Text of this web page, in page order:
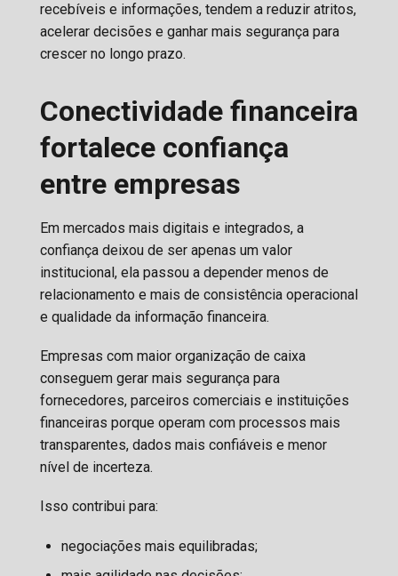
recebíveis e informações, tendem a reduzir atritos,
acelerar decisões e ganhar mais segurança para
crescer no longo prazo.
Conectividade financeira
fortalece confiança
entre empresas
Em mercados mais digitais e integrados, a
confiança deixou de ser apenas um valor
institucional, ela passou a depender menos de
relacionamento e mais de consistência operacional
e qualidade da informação financeira.
Empresas com maior organização de caixa
conseguem gerar mais segurança para
fornecedores, parceiros comerciais e instituições
financeiras porque operam com processos mais
transparentes, dados mais confiáveis e menor
nível de incerteza.
Isso contribui para:
negociações mais equilibradas;